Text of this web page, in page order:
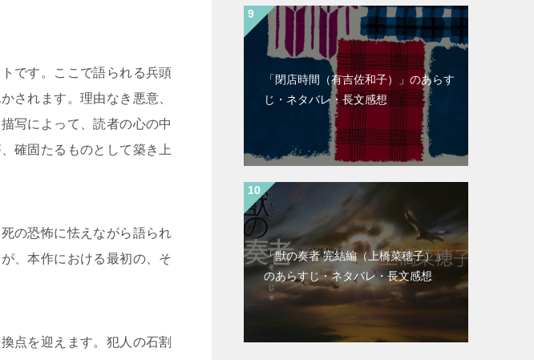
です。ここで語られる兵頭
されます。理由なき悪意、
写によって、読者の心の中
確固たるものとして築き上
の恐怖に怯えながら語られ
、本作における最初の、そ
点を迎えます。犯人の石割
「閉店時間（有吉佐和子）」のあらす
じ・ネタバレ・長文感想
「獣の奏者 完結編（上橋菜穂子）」
のあらすじ・ネタバレ・長文感想